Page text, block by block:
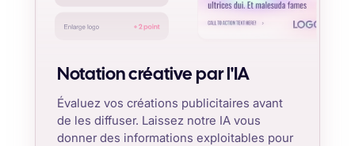
Notation créative par l'IA
Évaluez vos créations publicitaires avant
de les diffuser. Laissez notre IA vous
donner des informations exploitables pour